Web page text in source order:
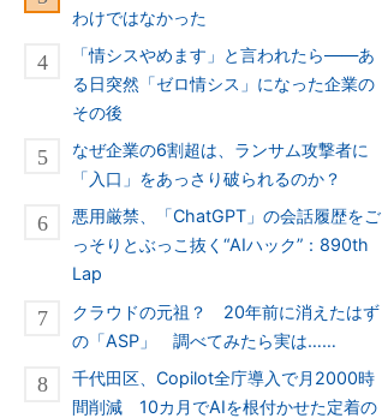
わけではなかった
「情シスやめます」と言われたら――あ
る日突然「ゼロ情シス」になった企業の
その後
なぜ企業の6割超は、ランサム攻撃者に
「入口」をあっさり破られるのか？
悪用厳禁、「ChatGPT」の会話履歴をご
っそりとぶっこ抜く“AIハック”：890th
Lap
クラウドの元祖？ 20年前に消えたはず
の「ASP」 調べてみたら実は……
千代田区、Copilot全庁導入で月2000時
間削減 10カ月でAIを根付かせた定着の